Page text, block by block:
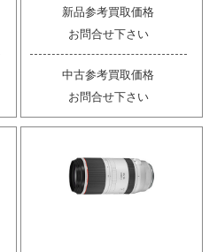
新品参考買取価格
お問合せ下さい
中古参考買取価格
お問合せ下さい